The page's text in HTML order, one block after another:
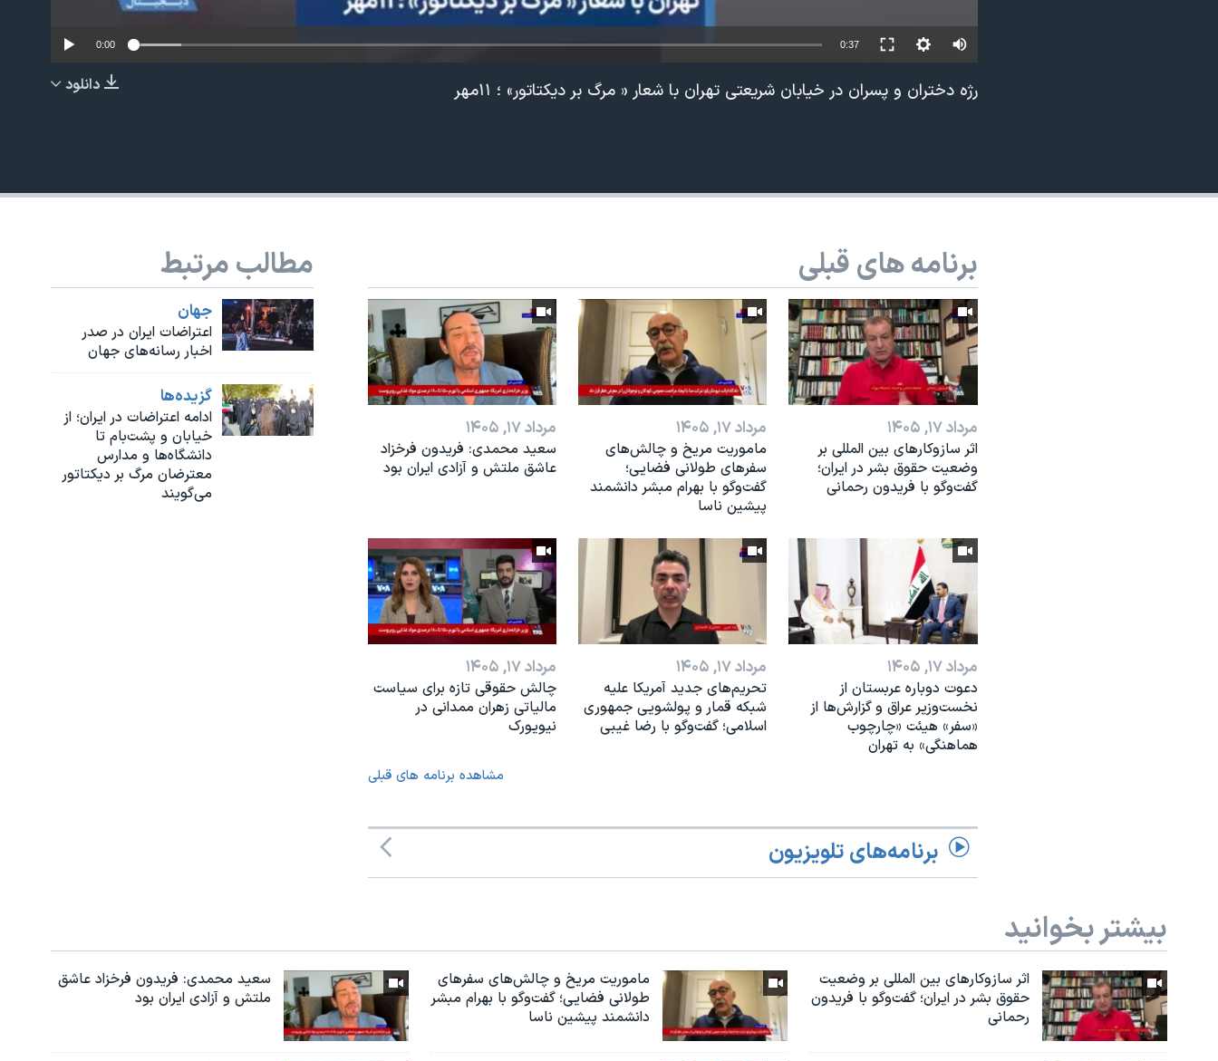
EMBED
0:00 0:37
دانلود رژه دختران و پسران در خیابان شریعتی تهران با شعار « مرگ بر دیکتاتور» ؛ ۱۱مهر
مطالب مرتبط
جهان
اعتراضات ایران در صدر
اخبار رسانه‌های جهان
گزيده‌ها
ادامه اعتراضات در ایران؛ از
خیابان و پشت‌بام تا
دانشگاه‌ها و مدارس
معترضان مرگ بر دیکتاتور
می‌گویند
برنامه های قبلی
مرداد ۱۷, ۱۴۰۵
اثر ساز‌و‌کارهای بین المللی بر
وضعیت حقوق بشر در ایران؛
گفت‌وگو با فریدون رحمانی
مرداد ۱۷, ۱۴۰۵
ماموریت مریخ و چالش‌های
سفرهای طولانی فضایی؛
گفت‌وگو با بهرام مبشر دانشمند
پیشین ناسا
مرداد ۱۷, ۱۴۰۵
سعید محمدی: فریدون فرخزاد
عاشق ملتش و آزادی ایران بود
مرداد ۱۷, ۱۴۰۵
دعوت دوباره عربستان از
نخست‌وزیر عراق و گزارش‌ها از
«سفر» هیئت «چارچوب
هماهنگی» به تهران
مرداد ۱۷, ۱۴۰۵
تحریم‌های جدید آمریکا علیه
شبکه قمار و پولشویی جمهوری
اسلامی؛ گفت‌وگو با رضا غیبی
مرداد ۱۷, ۱۴۰۵
چالش حقوقی تازه برای سیاست
مالیاتی زهران ممدانی در
نیویورک
مشاهده برنامه های قبلی
برنامه‌های تلویزیون
بیشتر بخوانید
اثر ساز‌و‌کارهای بین المللی بر وضعیت
حقوق بشر در ایران؛ گفت‌وگو با فریدون
رحمانی
ماموریت مریخ و چالش‌های سفرهای
طولانی فضایی؛ گفت‌وگو با بهرام مبشر
دانشمند پیشین ناسا
سعید محمدی: فریدون فرخزاد عاشق
ملتش و آزادی ایران بود